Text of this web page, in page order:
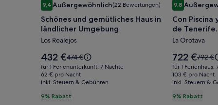
für
Schönes
und
gemütliches
Haus
in
ländlicher
Umgebung
9,49,4 von 10, Außergewöhnlich, (22 Bewertungen)
Außergewöhnlich(22 Bewertungen)
Schönes und gemütliches Haus in
ländlicher Umgebung
Los Realejos
9% Rabatt
Der
Preis
beträgt
432 €.
432 €Der
alte
Preis
war
siehe
474 €
für 1 Ferienunterkunft, 7 Nächte
62 € pro Nacht
inkl. Steuern & Gebühren
für
Con
Piscina
y
Vistas
al
Mar.
Norte
de
9,89,8 von 10,
Con Piscina
de Tenerife.
La Orotava
9% Rabatt
Der
Preis
beträgt
722 €.
722 €Der
alte
Preis
war
siehe
792 €
für 1 Ferienhaus,
103 € pro Nacht
inkl. Steuern &